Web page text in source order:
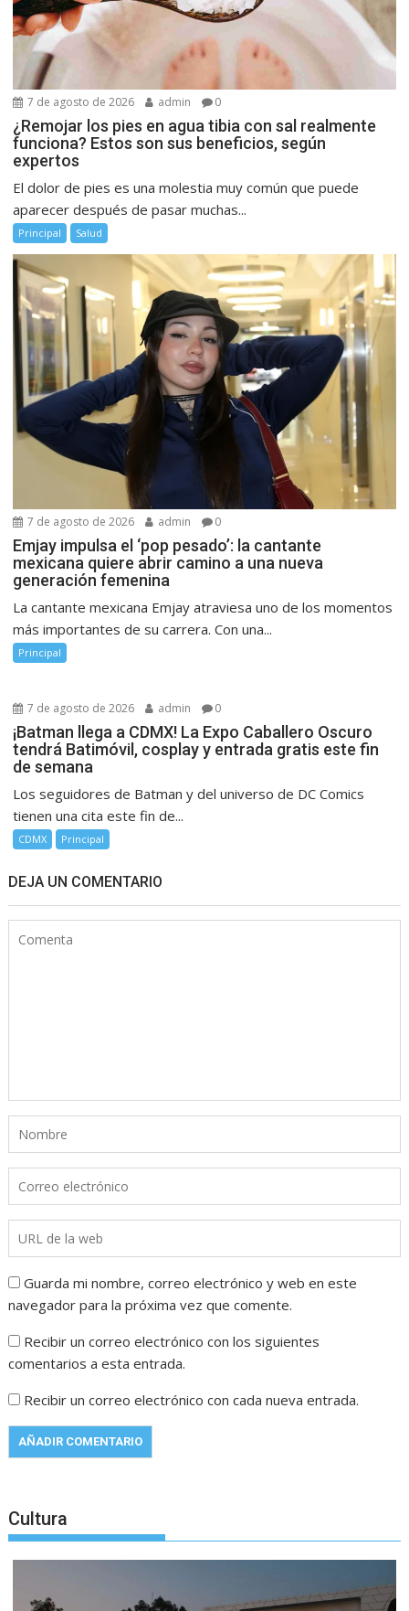
7 de agosto de 2026 admin 0
¿Remojar los pies en agua tibia con sal realmente
funciona? Estos son sus beneficios, según
expertos
El dolor de pies es una molestia muy común que puede
aparecer después de pasar muchas...
Principal Salud
7 de agosto de 2026 admin 0
Emjay impulsa el ‘pop pesado’: la cantante
mexicana quiere abrir camino a una nueva
generación femenina
La cantante mexicana Emjay atraviesa uno de los momentos
más importantes de su carrera. Con una...
Principal
7 de agosto de 2026 admin 0
¡Batman llega a CDMX! La Expo Caballero Oscuro
tendrá Batimóvil, cosplay y entrada gratis este fin
de semana
Los seguidores de Batman y del universo de DC Comics
tienen una cita este fin de...
CDMX Principal
DEJA UN COMENTARIO
Guarda mi nombre, correo electrónico y web en este
navegador para la próxima vez que comente.
Recibir un correo electrónico con los siguientes
comentarios a esta entrada.
Recibir un correo electrónico con cada nueva entrada.
Cultura